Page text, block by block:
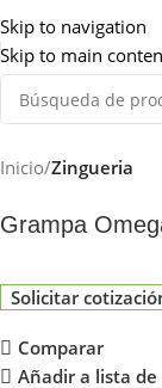
Skip to navigation
Skip to main
Inicio Zingueria
Grampa
Solicitar
Comparar
Añadir a lista de